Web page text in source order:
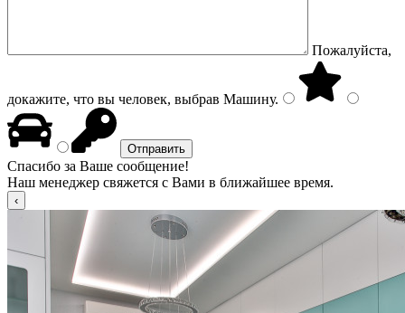
Пожалуйста,
докажите, что вы человек, выбрав Машину.
Спасибо за Ваше сообщение!
Наш менеджер свяжется с Вами в ближайшее время.